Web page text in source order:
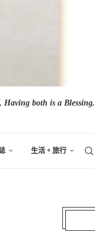
Having both is a Blessing.
生活。旅行